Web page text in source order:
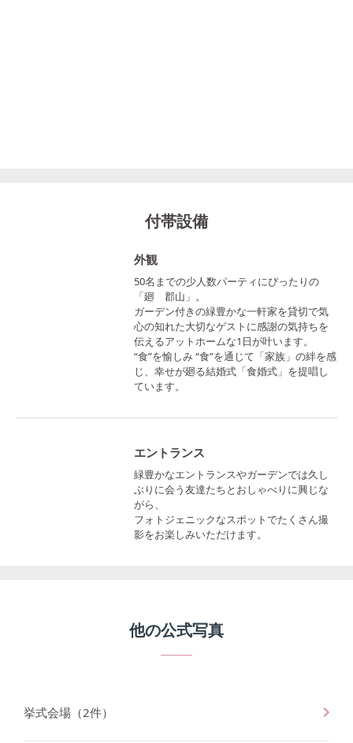
付帯設備
外観
50名までの少人数パーティにぴったりの
「廻 郡山」。
ガーデン付きの緑豊かな一軒家を貸切で気
心の知れた大切なゲストに感謝の気持ちを
伝えるアットホームな1日が叶います。
“食”を愉しみ “食”を通じて「家族」の絆を感
じ、幸せが廻る結婚式「食婚式」を提唱し
ています。
エントランス
緑豊かなエントランスやガーデンでは久し
ぶりに会う友達たちとおしゃべりに興じな
がら、
フォトジェニックなスポットでたくさん撮
影をお楽しみいただけます。
他の公式写真
挙式会場 （2件）